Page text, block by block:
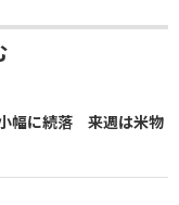
幅に続落 来週は米物